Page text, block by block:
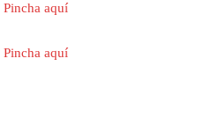
Pincha aquí
Pincha aquí